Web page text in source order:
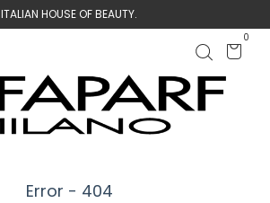
ITALIAN HOUSE OF BEAUTY.
0
Error - 404